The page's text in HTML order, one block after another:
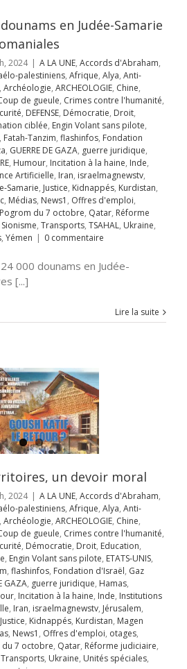
en Judée-Samarie
2024 | A LA UNE, Accords d'Abraham,
palestiniens, Afrique, Alya, Anti-
, Archéologie, ARCHEOLOGIE, Chine,
de gueule, Crimes contre l'humanité,
, DEFENSE, Démocratie, Droit,
ciblée, Engin Volant sans pilote,
, Fatah-Tanzim, flashinfos, Fondation
, GUERRE DE GAZA, guerre juridique,
, Humour, Incitation à la haine, Inde,
Artificielle, Iran, israelmagnewstv,
Samarie, Justice, Kidnappés, Kurdistan,
, Médias, News1 , Offres d'emploi,
Pogrom du 7 octobre, Qatar, Réforme
Sionisme, Transports, TSAHAL, Ukraine,
, Yémen | 0 commentaire
000 dounams en Judée-
[...]
Lire la suite
un devoir moral
2024 | A LA UNE, Accords d'Abraham,
palestiniens, Afrique, Alya, Anti-
, Archéologie, ARCHEOLOGIE, Chine,
de gueule, Crimes contre l'humanité,
, Démocratie, Droit, Education,
, Engin Volant sans pilote, ETATS-UNIS,
, flashinfos, Fondation d'Israël, Gaz
GAZA, guerre juridique, Hamas,
, Incitation à la haine, Inde, Institutions
, Iran, israelmagnewstv, Jérusalem,
Justice, Kidnappés, Kurdistan, Magen
, News1 , Offres d'emploi, otages,
du 7 octobre, Qatar, Réforme judiciaire,
Transports, Ukraine, Unités spéciales,